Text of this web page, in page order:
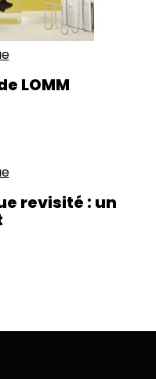
LOMM
revisité : un